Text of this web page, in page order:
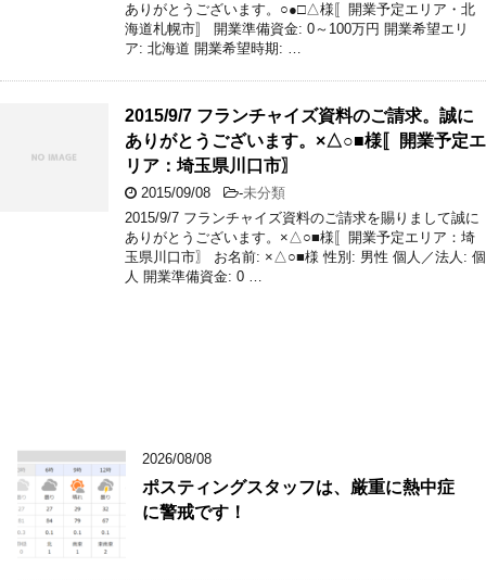
ありがとうございます。○●□△様〚開業予定エリア・北
海道札幌市〛 開業準備資金: 0～100万円 開業希望エリ
ア: 北海道 開業希望時期: …
2015/9/7 フランチャイズ資料のご請求。誠に
ありがとうございます。×△○■様〚開業予定エ
リア：埼玉県川口市〗
2015/09/08 -未分類
2015/9/7 フランチャイズ資料のご請求を賜りまして誠に
ありがとうございます。×△○■様〚開業予定エリア：埼
玉県川口市〗 お名前: ×△○■様 性別: 男性 個人／法人: 個
人 開業準備資金: 0 …
2026/08/08
ポスティングスタッフは、厳重に熱中症
に警戒です！